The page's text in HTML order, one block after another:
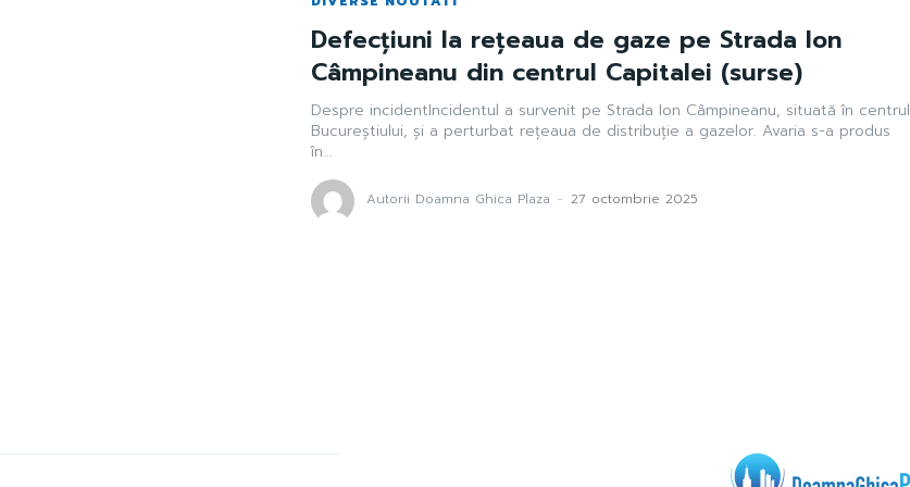
Defecțiuni la rețeaua de gaze pe Strada Ion
Câmpineanu din centrul Capitalei (surse)
Despre incidentIncidentul a survenit pe Strada Ion Câmpineanu, situată în centrul
Bucureștiului, și a perturbat rețeaua de distribuție a gazelor. Avaria s-a produs
în...
Autorii Doamna Ghica Plaza - 27 octombrie 2025